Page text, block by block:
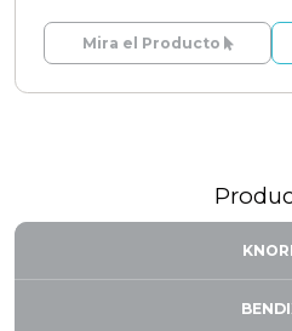
Mira el Producto